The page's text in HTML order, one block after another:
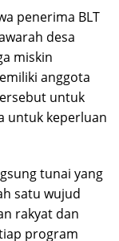
penerima BLT
desa
miskin
anggota
untuk
untuk keperluan
tunai yang
satu wujud
rakyat dan
program